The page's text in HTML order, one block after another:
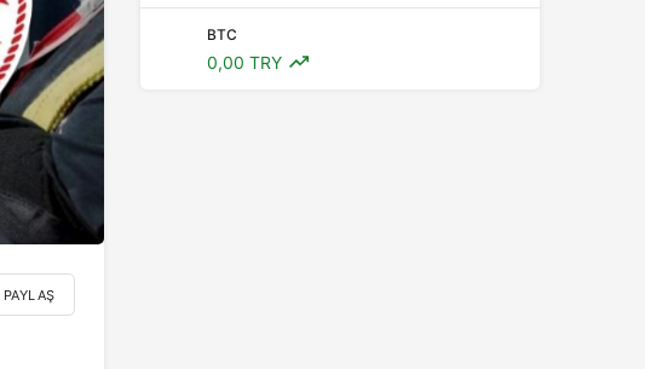
PAYLAŞ
BTC
0,00 TRY